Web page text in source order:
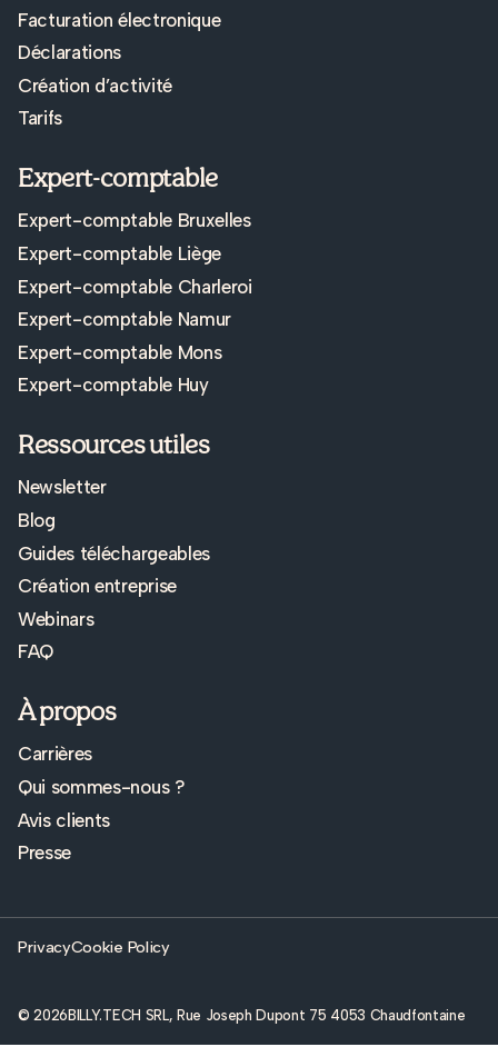
Facturation électronique
Déclarations
Création d’activité
Tarifs
Expert-comptable
Expert-comptable Bruxelles
Expert-comptable Liège
Expert-comptable Charleroi
Expert-comptable Namur
Expert-comptable Mons
Expert-comptable Huy
Ressources utiles
Newsletter
Blog
Guides téléchargeables
Création entreprise
Webinars
FAQ
À propos
Carrières
Qui sommes-nous ?
Avis clients
Presse
© 2026BILLY.TECH SRL, Rue Joseph Dupont 75 4053 Chaudfontaine
PrivacyCookie Policy